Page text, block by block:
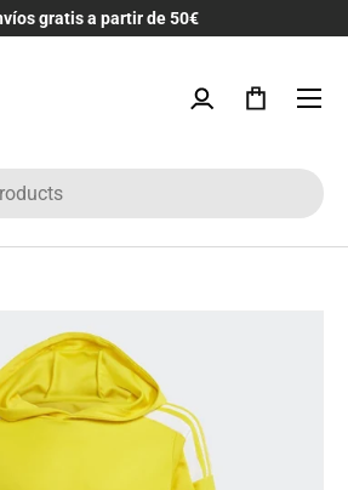
Devoluciones 30 días
Iniciar sesión
Bolsa
Menú